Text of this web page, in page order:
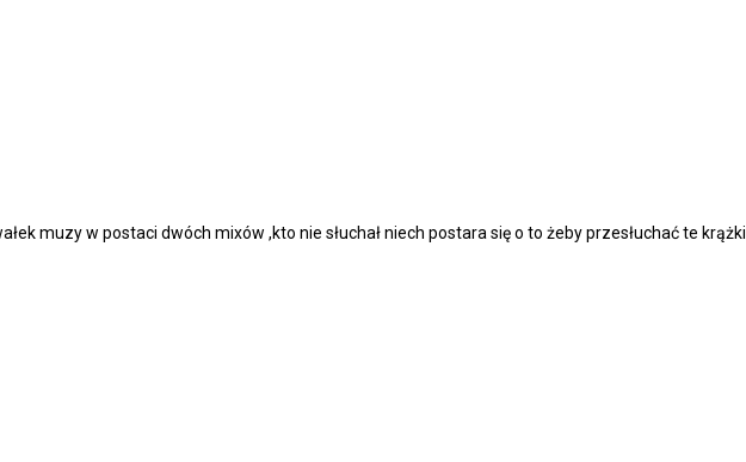
muzy w postaci dwóch mixów ,kto nie słuchał niech postara się o to żeby przesłuchać te krążki